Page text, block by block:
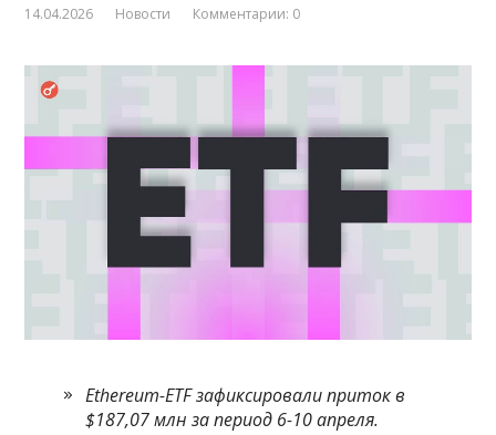
14.04.2026 Новости Комментарии: 0
Ethereum-ETF зафиксировали приток в
$187,07 млн за период 6-10 апреля.